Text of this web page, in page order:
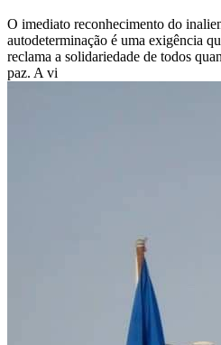
O imediato reconhecimento do
autodeterminação é uma exigência
reclama a solidariedade de todos
paz. A vi